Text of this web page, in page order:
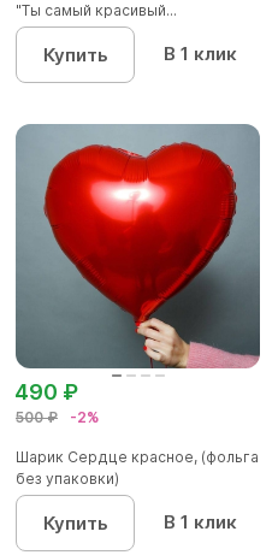
"Ты самый красивый...
Купить В 1 клик
500 ₽ -2%
490 ₽
Шарик Сердце красное, (фольга
без упаковки)
Купить В 1 клик